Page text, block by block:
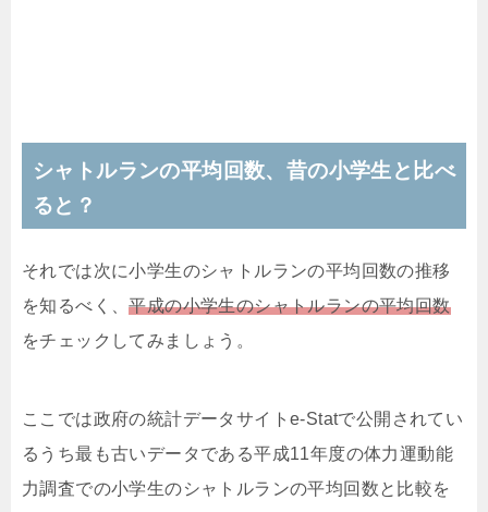
シャトルランの平均回数、昔の小学生と比べ
ると？
それでは次に小学生のシャトルランの平均回数の推移
を知るべく、平成の小学生のシャトルランの平均回数
をチェックしてみましょう。
ここでは政府の統計データサイトe-Statで公開されてい
るうち最も古いデータである平成11年度の体力運動能
力調査での小学生のシャトルランの平均回数と比較を